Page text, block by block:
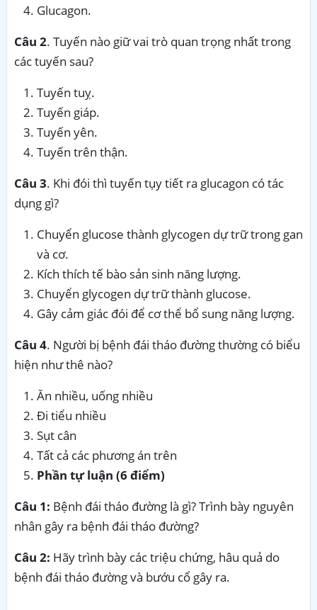
Glucagon.
Câu 2. Tuyến nào giữ vai trò quan trọng nhất trong
các tuyến sau?
Tuyến tuỵ.
Tuyến giáp.
Tuyến yên.
Tuyến trên thận.
Câu 3. Khi đói thì tuyến tụy tiết ra glucagon có tác
dụng gì?
Chuyển glucose thành glycogen dự trữ trong gan
và cơ.
Kích thích tế bào sản sinh năng lượng.
Chuyển glycogen dự trữ thành glucose.
Gây cảm giác đói để cơ thể bổ sung năng lượng.
Câu 4. Người bị bệnh đái tháo đường thường có biểu
hiện như thê nào?
Ăn nhiều, uống nhiều
Đi tiểu nhiều
Sụt cân
Tất cả các phương án trên
Phần tự luận (6 điểm)
Câu 1: Bệnh đái tháo đường là gì? Trình bày nguyên
nhân gây ra bệnh đái tháo đường?
Câu 2: Hãy trình bày các triệu chứng, hâu quả do
bệnh đái tháo đường và bướu cổ gây ra.